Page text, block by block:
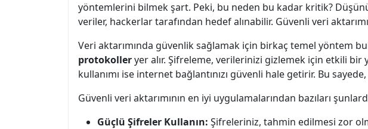
yöntemlerini bilmek şart. Peki, bu neden bu kadar kritik?
veriler, hackerlar tarafından hedef alınabilir. Güvenli veri
Veri aktarımında güvenlik sağlamak için birkaç temel yöntem
protokolleryer alır. Şifreleme, verilerinizi gizlemek için etkili
kullanımı ise internet bağlantınızı güvenli hale getirir. Bu
Güvenli veri aktarımının en iyi uygulamalarından bazıları
Güçlü Şifreler Kullanın: Şifreleriniz, tahmin edilmesi zor